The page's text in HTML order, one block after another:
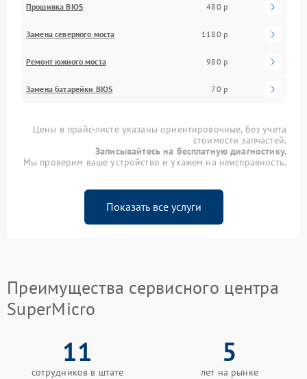
Прошивка BIOS 480 р
Замена северного моста 1180 р
Ремонт южного моста 980 р
Замена батарейки BIOS 70 р
Цены в прайс-листе указаны ориентировочные, без учета
стоимости запчастей.
Записывайтесь на бесплатную диагностику.
Мы проверим ваше устройство и укажем на неисправность.
Показать все услуги
Преимущества сервисного центра
SuperMicro
11
сотрудников в штате
5
лет на рынке